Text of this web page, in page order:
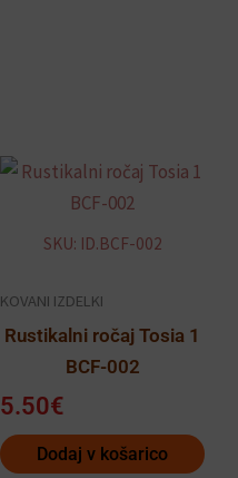
SKU: ID.BCF-002
KOVANI IZDELKI
Rustikalni ročaj Tosia 1
BCF-002
5.50€
Dodaj v košarico